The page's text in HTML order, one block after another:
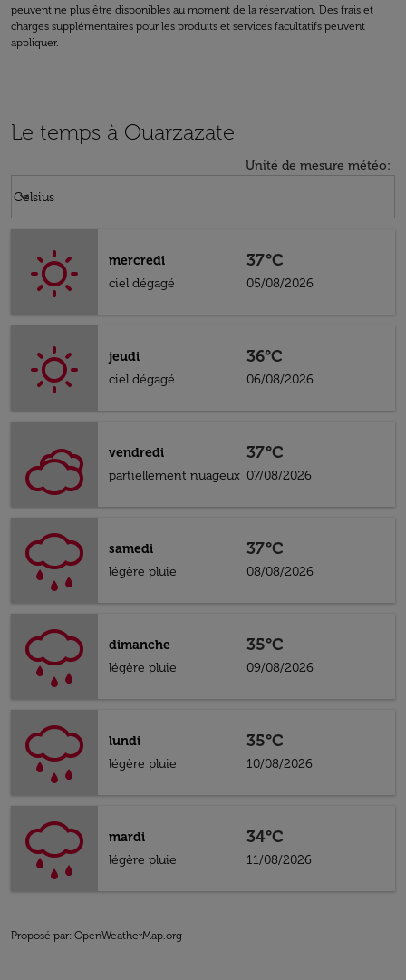
peuvent ne plus être disponibles au moment de la réservation. Des frais et
charges supplémentaires pour les produits et services facultatifs peuvent
appliquer.
Le temps à Ouarzazate
Unité de mesure météo:
Celsius
keyboard_arrow_down
mercredi
ciel dégagé
37°C
05/08/2026
jeudi
ciel dégagé
36°C
06/08/2026
vendredi
partiellement nuageux
37°C
07/08/2026
samedi
légère pluie
37°C
08/08/2026
dimanche
légère pluie
35°C
09/08/2026
lundi
légère pluie
35°C
10/08/2026
mardi
légère pluie
34°C
11/08/2026
Proposé par: OpenWeatherMap.org